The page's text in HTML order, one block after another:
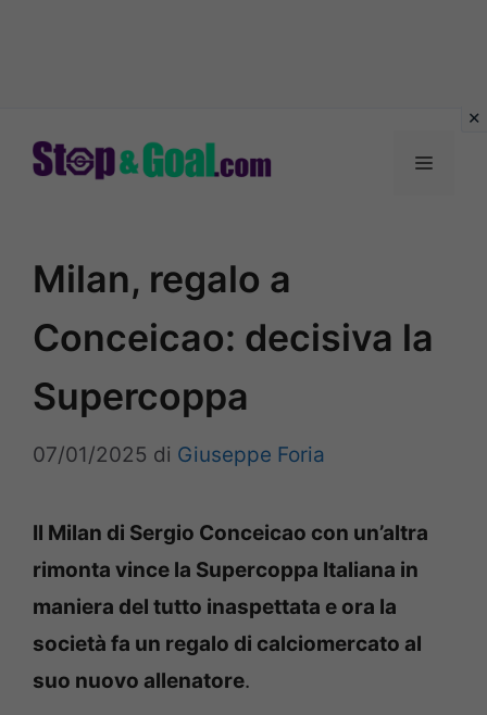
Menu
Milan, regalo a
Conceicao: decisiva la
Supercoppa
07/01/2025 di Giuseppe Foria
Il Milan di Sergio Conceicao con un’altra
rimonta vince la Supercoppa Italiana in
maniera del tutto inaspettata e ora la
società fa un regalo di calciomercato al
suo nuovo allenatore.